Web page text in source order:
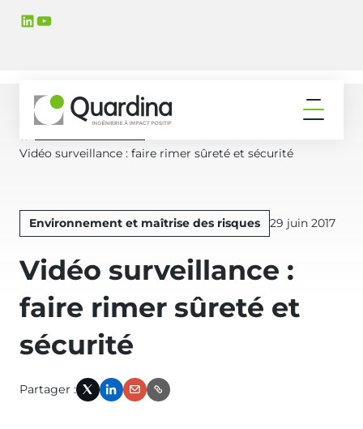
LinkedIn
YouTube
Ouvrir
Accueil
Vidéo surveillance : faire rimer sûreté et sécurité
Environnement et maîtrise des risques
Publié
le
29 juin 2017
Vidéo surveillance :
faire rimer sûreté et
sécurité
Partager :
X LinkedIn
Email
Link